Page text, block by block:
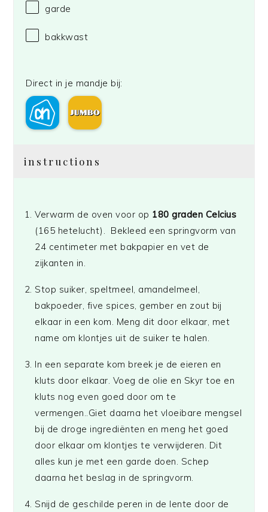
garde
bakkwast
Direct in je mandje bij:
instructions
Verwarm de oven voor op 180 graden Celcius
(165 hetelucht). Bekleed een springvorm van
24 centimeter met bakpapier en vet de
zijkanten in.
Stop suiker, speltmeel, amandelmeel,
bakpoeder, five spices, gember en zout bij
elkaar in een kom. Meng dit door elkaar, met
name om klontjes uit de suiker te halen.
In een separate kom breek je de eieren en
kluts door elkaar. Voeg de olie en Skyr toe en
kluts nog even goed door om te
vermengen..Giet daarna het vloeibare mengsel
bij de droge ingrediënten en meng het goed
door elkaar om klontjes te verwijderen. Dit
alles kun je met een garde doen. Schep
daarna het beslag in de springvorm.
Snijd de geschilde peren in de lente door de